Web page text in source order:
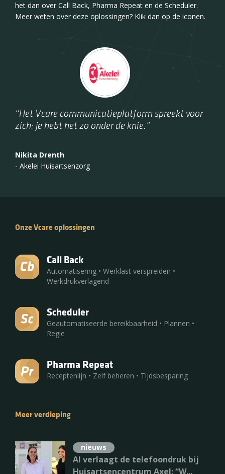
het dan over Call Back, Pharma Repeat en de Scheduler.
Meer weten over deze oplossingen? Klik dan op de iconen.
“Het Vcare communicatieplatform spreekt voor
zich: je hebt het zo onder de knie.”
Nikita Drenth
- Akelei Huisartsenzorg
Onze Vcare oplossingen
Call Back
Automatisering •Werklast verspreiden •
Werkdrukverlagend
Scheduler
Geautomatiseerde bereikbaarheid • Plannen •
Regie
Pharma Repeat
Receptenlijn • Zelf beheren • Tijdsbesparing
Meer verdieping
nieuws
AI verlaagt de telefoondruk bij
Huisartsencentrum Axel: “W...
"Vcare biedt ons een heel simpel en
gebruiksvriendelijk systeem."
Simone Swartsenburg
Manager Spoedzorg bij HAP Zaanstreek Waterland
Operator
Reporter
Data-analyse•Dashboard
Meer verdieping
AI verlaagt de telefoondruk bij
Huisartsencentrum Axel: “W...
gebruikt HAP Schievliet de
Report...